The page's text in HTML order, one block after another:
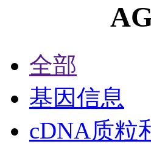
全部
基因信息
cDNA质粒